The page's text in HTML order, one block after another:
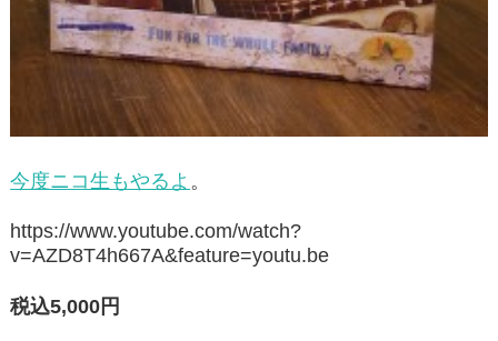
今度ニコ生もやるよ 。
https://www.youtube.com/watch?
v=AZD8T4h667A&feature=youtu.be
税込5,000円